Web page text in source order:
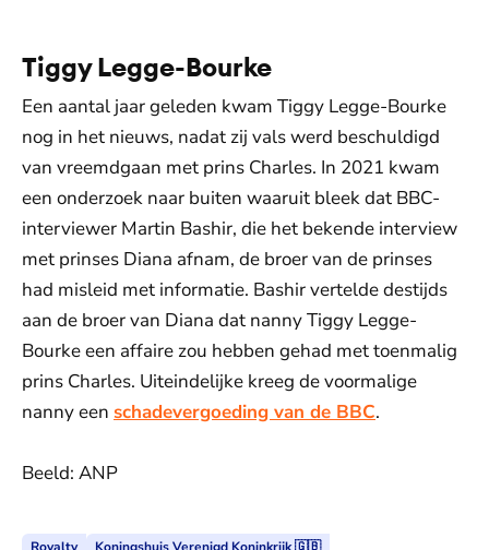
Tiggy Legge-Bourke
Een aantal jaar geleden kwam Tiggy Legge-Bourke
nog in het nieuws, nadat zij vals werd beschuldigd
van vreemdgaan met prins Charles. In 2021 kwam
een onderzoek naar buiten waaruit bleek dat BBC-
interviewer Martin Bashir, die het bekende interview
met prinses Diana afnam, de broer van de prinses
had misleid met informatie. Bashir vertelde destijds
aan de broer van Diana dat nanny Tiggy Legge-
Bourke een affaire zou hebben gehad met toenmalig
prins Charles. Uiteindelijke kreeg de voormalige
nanny een schadevergoeding van de BBC.
Beeld: ANP